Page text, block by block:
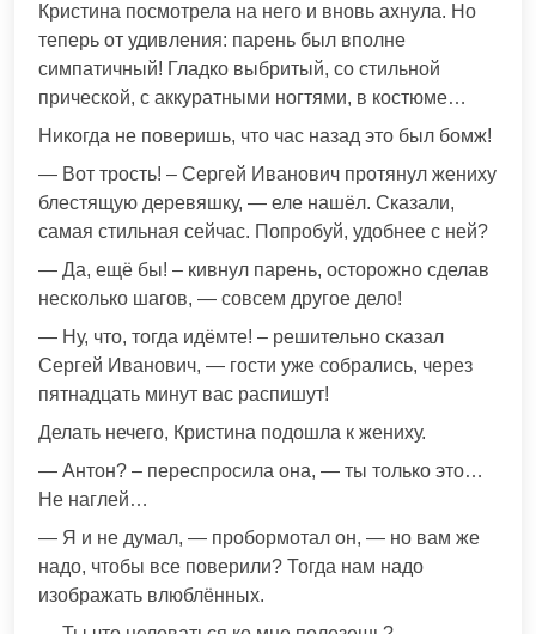
Кристина посмотрела на него и вновь ахнула. Но
теперь от удивления: парень был вполне
симпатичный! Гладко выбритый, со стильной
прической, с аккуратными ногтями, в костюме…
Никогда не поверишь, что час назад это был бомж!
— Вот трость! – Сергей Иванович протянул жениху
блестящую деревяшку, — еле нашёл. Сказали,
самая стильная сейчас. Попробуй, удобнее с ней?
— Да, ещё бы! – кивнул парень, осторожно сделав
несколько шагов, — совсем другое дело!
— Ну, что, тогда идёмте! – решительно сказал
Сергей Иванович, — гости уже собрались, через
пятнадцать минут вас распишут!
Делать нечего, Кристина подошла к жениху.
— Антон? – переспросила она, — ты только это…
Не наглей…
— Я и не думал, — пробормотал он, — но вам же
надо, чтобы все поверили? Тогда нам надо
изображать влюблённых.